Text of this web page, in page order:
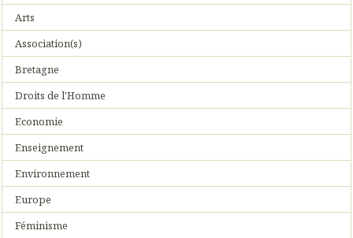
Arts
Association(s)
Bretagne
Droits de l'Homme
Economie
Enseignement
Environnement
Europe
Féminisme